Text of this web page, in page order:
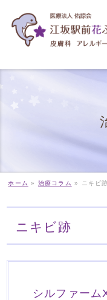
ホーム » 治療コラム » ニキビ跡
ニキビ跡
シルファーム